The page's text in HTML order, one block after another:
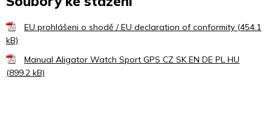
EU prohlášeni o shodě / EU declaration of conformity (454.1
kB)
Manual Aligator Watch Sport GPS CZ SK EN DE PL HU
(899.2 kB)